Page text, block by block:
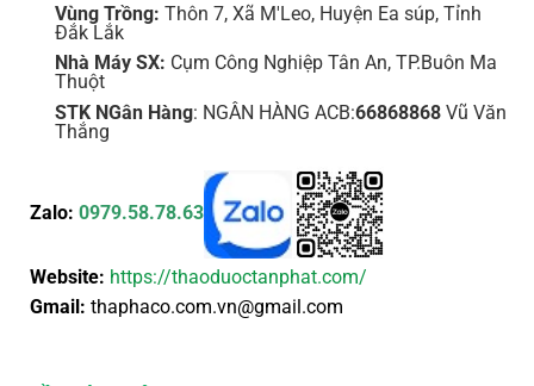
Vùng Trồng: Thôn 7, Xã M'Leo, Huyện Ea súp, Tỉnh
Đắk Lắk
Nhà Máy SX: Cụm Công Nghiệp Tân An, TP.Buôn Ma
Thuột
STK NGân Hàng: NGÂN HÀNG ACB:66868868Vũ Văn
Thắng
Zalo: 0979.58.78.63
Website: https://thaoduoctanphat.com/
Gmail: thaphaco.com.vn@gmail.com